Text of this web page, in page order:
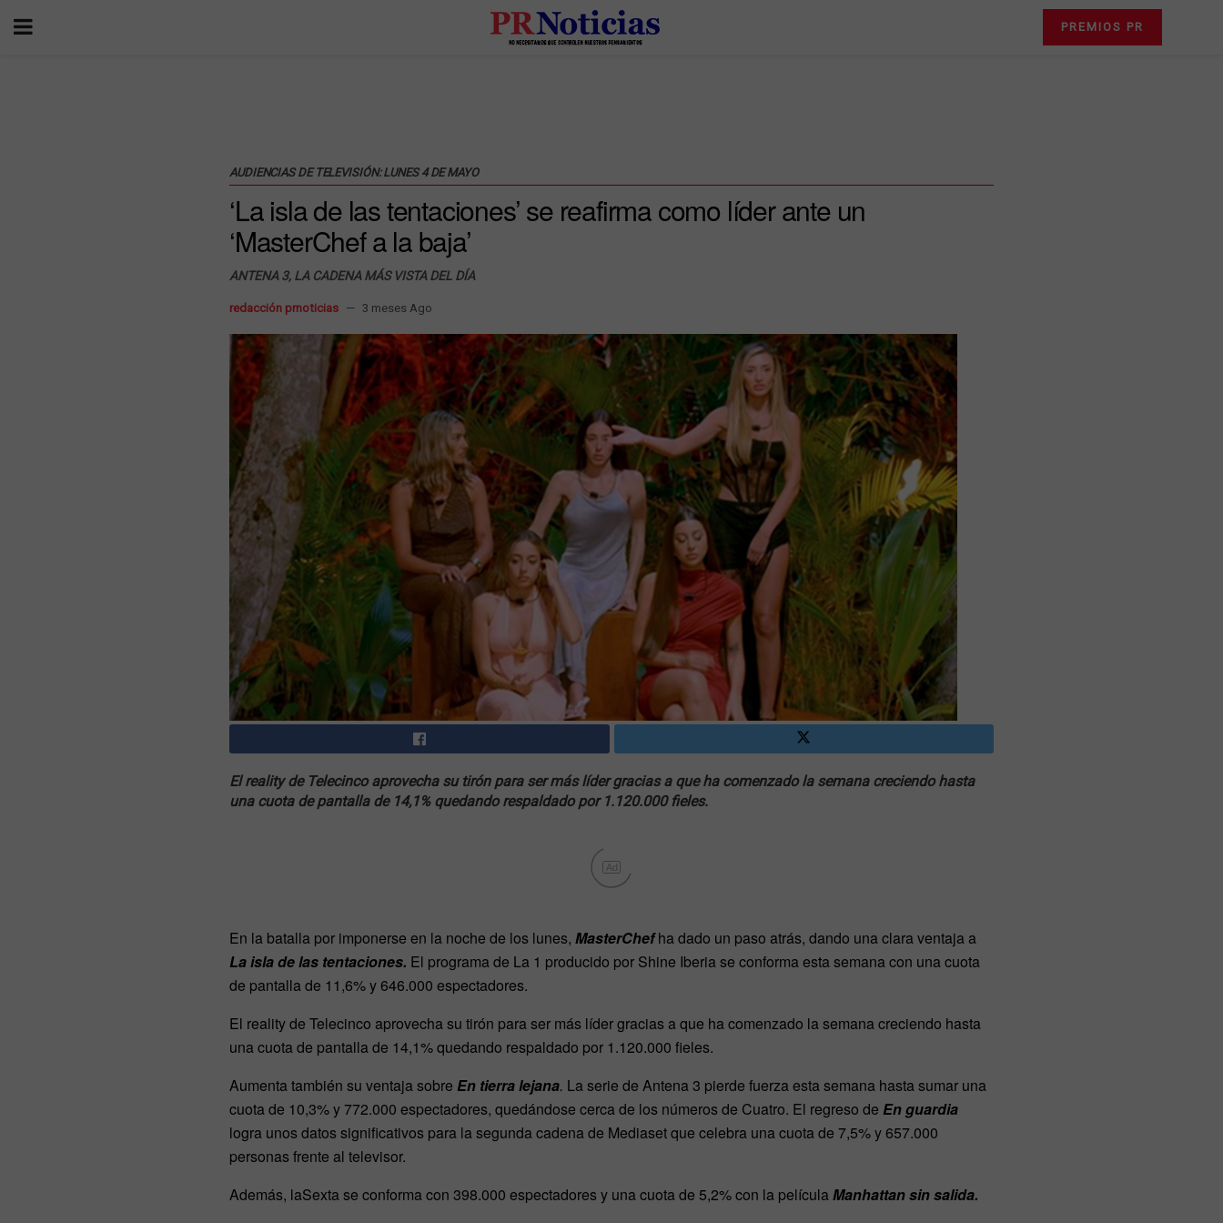
PREMIOS PR
AUDIENCIAS DE TELEVISIÓN: LUNES 4 DE MAYO
‘La isla de las tentaciones’ se reafirma como líder ante un
‘MasterChef a la baja’
ANTENA 3, LA CADENA MÁS VISTA DEL DÍA
redacción prnoticias 3 meses Ago
El reality de Telecinco aprovecha su tirón para ser más líder gracias a que ha comenzado la semana creciendo hasta
una cuota de pantalla de 14,1% quedando respaldado por 1.120.000 fieles.
Ad
En la batalla por imponerse en la noche de los lunes, MasterChef ha dado un paso atrás, dando una clara ventaja a
La isla de las tentaciones. El programa de La 1 producido por Shine Iberia se conforma esta semana con una cuota
de pantalla de 11,6% y 646.000 espectadores.
El reality de Telecinco aprovecha su tirón para ser más líder gracias a que ha comenzado la semana creciendo hasta
una cuota de pantalla de 14,1% quedando respaldado por 1.120.000 fieles.
Aumenta también su ventaja sobre En tierra lejana. La serie de Antena 3 pierde fuerza esta semana hasta sumar una
cuota de 10,3% y 772.000 espectadores, quedándose cerca de los números de Cuatro. El regreso de En guardia
logra unos datos significativos para la segunda cadena de Mediaset que celebra una cuota de 7,5% y 657.000
personas frente al televisor.
Además, laSexta se conforma con 398.000 espectadores y una cuota de 5,2% con la películaManhattan sin salida.